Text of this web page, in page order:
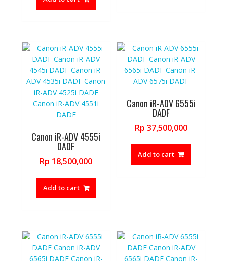
Canon iR-ADV 4555i
DADF
Rp 18,500,000
Add to cart
Canon iR-ADV 6555i
DADF
Rp 37,500,000
Add to cart